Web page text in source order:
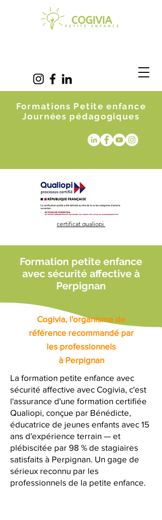
Formations Petite enfance
Journées pédagogiques
certificat qualiopi
Formation petite enfance
avec sécurité affective à
Perpignan
Cogivia, l'organisme de
référence recommandé par
les professionnels
à Perpignan
La formation petite enfance avec
sécurité affective avec Cogivia, c'est
l'assurance d'une formation certifiée
Qualiopi, conçue par Bénédicte,
éducatrice de jeunes enfants avec 15
ans d'expérience terrain — et
plébiscitée par 98 % de stagiaires
satisfaits à Perpignan. Un gage de
sérieux reconnu par les
professionnels de la petite enfance.